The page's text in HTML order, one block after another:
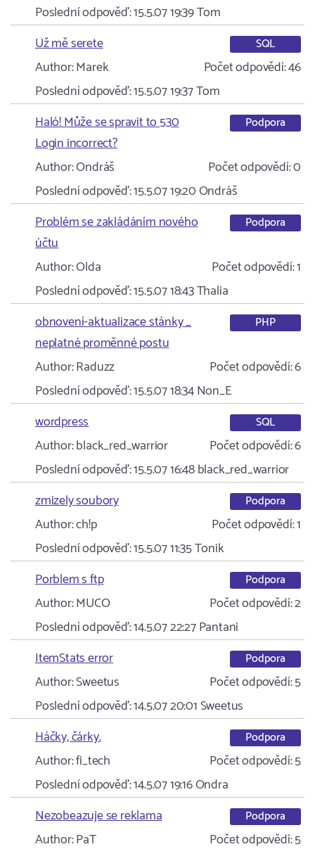
Poslední odpověď:15.5.07 19:39Tom
Už mě serete
SQL
Author:Marek Počet odpovědí:46
Poslední odpověď:15.5.07 19:37Tom
Haló! Může se spravit to 530
Login incorrect?
Podpora
Author:Ondráš Počet odpovědí:0
Poslední odpověď:15.5.07 19:20Ondráš
Problém se zakládáním nového
účtu
Podpora
Author:Olda Počet odpovědí:1
Poslední odpověď:15.5.07 18:43Thalia
obnovení-aktualizace stánky _
neplatné proměnné postu
PHP
Author:Raduzz Počet odpovědí:6
Poslední odpověď:15.5.07 18:34Non_E
wordpress
SQL
Author:black_red_warrior Počet odpovědí:6
Poslední odpověď:15.5.07 16:48black_red_warrior
zmizely soubory
Podpora
Author:ch!p Počet odpovědí:1
Poslední odpověď:15.5.07 11:35Tonik
Porblem s ftp
Podpora
Author:MUCO Počet odpovědí:2
Poslední odpověď:14.5.07 22:27Pantani
ItemStats error
Podpora
Author:Sweetus Počet odpovědí:5
Poslední odpověď:14.5.07 20:01Sweetus
Háčky, čárky.
Podpora
Author:fi_tech Počet odpovědí:5
Poslední odpověď:14.5.07 19:16Ondra
Nezobeazuje se reklama
Podpora
Author:PaT Počet odpovědí:5